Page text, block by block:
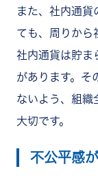
また、社内通貨
ても、周りから
社内通貨は貯ま
があります。そ
ないよう、組織
大切です。
不公平感